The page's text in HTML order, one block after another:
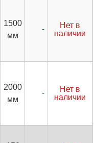
1500
мм
-
Нет в
наличии
2000
мм
-
Нет в
наличии